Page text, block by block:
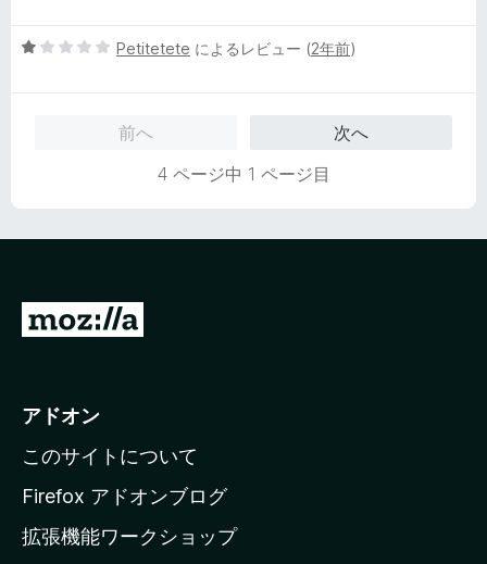
評
中
5
Petitetete によるレビュー (2年前)
前へ
次へ
4 ページ中 1 ページ目
M
i
l
a
ホ
アドオン
このサイトについて
Firefox アドオンブログ
拡張機能ワークショップ